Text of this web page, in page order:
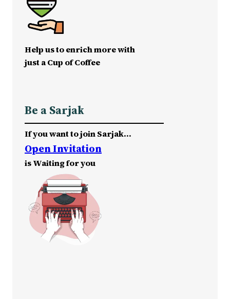
Help us to enrich more with
just a Cup of Coffee
Be a Sarjak
If you want to join Sarjak…
Open Invitation
is Waiting for you